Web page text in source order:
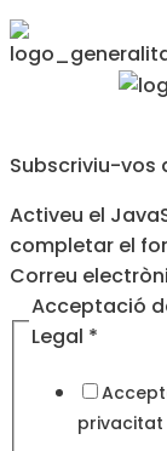
Subscriviu-vos
Activeu el
completar el
Correu
de
política
Acceptació
Legal *
privacitat